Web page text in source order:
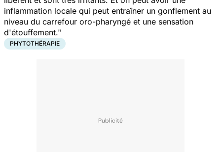
inflammation locale qui peut entraîner un gonflement au
niveau du carrefour oro-pharyngé et une sensation
d'étouffement."
PHYTOTHÉRAPIE